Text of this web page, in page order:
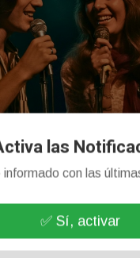
musicales
compositor escribió en
las
con las
✅ Sí, activar